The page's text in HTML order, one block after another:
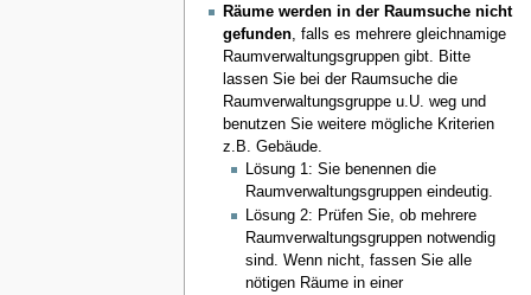
Räume werden in der Raumsuche nicht
gefunden, falls es mehrere gleichnamige
Raumverwaltungsgruppen gibt. Bitte
lassen Sie bei der Raumsuche die
Raumverwaltungsgruppe u.U. weg und
benutzen Sie weitere mögliche Kriterien
z.B. Gebäude.
Lösung 1: Sie benennen die
Raumverwaltungsgruppen eindeutig.
Lösung 2: Prüfen Sie, ob mehrere
Raumverwaltungsgruppen notwendig
sind. Wenn nicht, fassen Sie alle
nötigen Räume in einer